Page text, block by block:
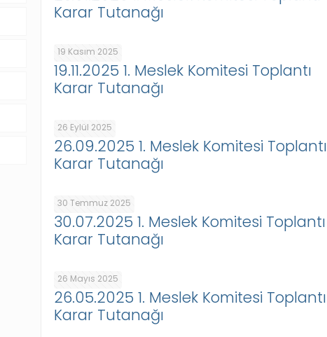
Karar Tutanağı
19 Kasım 2025
19.11.2025 1. Meslek Komitesi Toplantı
Karar Tutanağı
26 Eylül 2025
26.09.2025 1. Meslek Komitesi Toplantı
Karar Tutanağı
30 Temmuz 2025
30.07.2025 1. Meslek Komitesi Toplantı
Karar Tutanağı
26 Mayıs 2025
26.05.2025 1. Meslek Komitesi Toplantı
Karar Tutanağı